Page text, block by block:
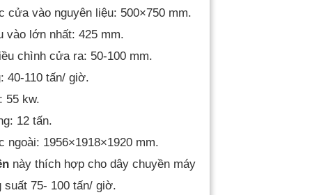
cửa vào nguyên liệu: 500×750 mm.
vào lớn nhất: 425 mm.
chình cửa ra: 50-100 mm.
40-110 tấn/ giờ.
55 kw.
12 tấn.
ngoài: 1956×1918×1920 mm.
này thích hợp cho dây chuyền máy
suất 75- 100 tấn/ giờ.